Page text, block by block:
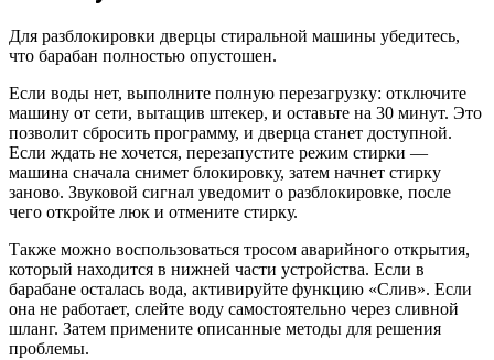
Для разблокировки дверцы стиральной машины убедитесь,
что барабан полностью опустошен.
Если воды нет, выполните полную перезагрузку: отключите
машину от сети, вытащив штекер, и оставьте на 30 минут. Это
позволит сбросить программу, и дверца станет доступной.
Если ждать не хочется, перезапустите режим стирки —
машина сначала снимет блокировку, затем начнет стирку
заново. Звуковой сигнал уведомит о разблокировке, после
чего откройте люк и отмените стирку.
Также можно воспользоваться тросом аварийного открытия,
который находится в нижней части устройства. Если в
барабане осталась вода, активируйте функцию «Слив». Если
она не работает, слейте воду самостоятельно через сливной
шланг. Затем примените описанные методы для решения
проблемы.